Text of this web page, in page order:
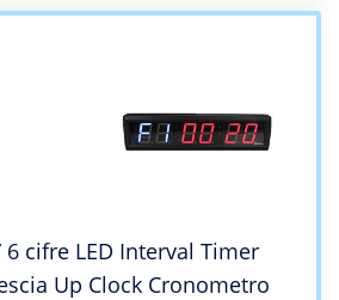
6 cifre LED Interval Timer
Up Clock Cronometro